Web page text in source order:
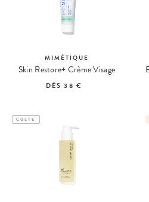
MIMÉTIQUE
Skin Restore+ Crème Visage
DÈS38 €
CULTE